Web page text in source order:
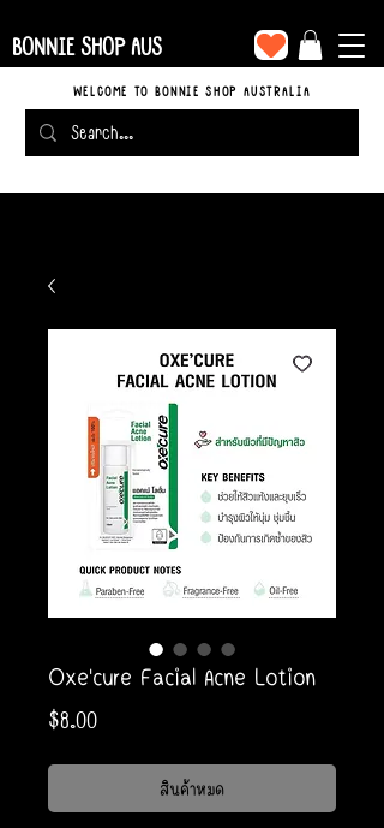
BONNIE SHOP AUS
WELCOME TO BONNIE SHOP AUSTRALIA
Oxe'cure Facial Acne Lotion
$8.00ราคา
สินค้าหมด